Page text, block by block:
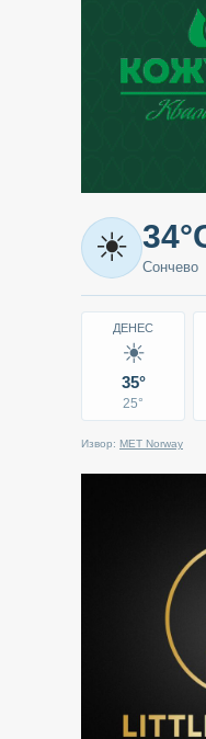
Метео
- ☀ Сончево
ДЕНЕС
☀
35°
25°
Извор: MET Norway